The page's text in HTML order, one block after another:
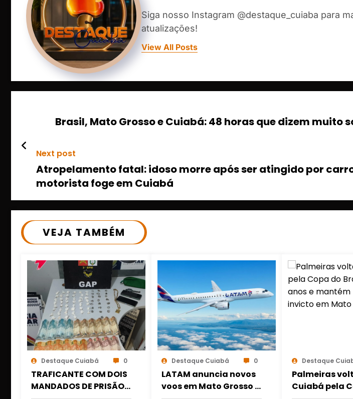
Siga nosso Instagram @destaque_cuiaba para
atualizações!
View All Posts
Brasil, Mato Grosso e Cuiabá: 48 horas que dizem muito
Next post
Atropelamento fatal: idoso morre após ser atingido por
motorista foge em Cuiabá
VEJA TAMBÉM
Destaque Cuiabá 0
TRAFICANTE COM DOIS
MANDADOS DE PRISÃO É
Destaque Cuiabá 0
LATAM anuncia novos
voos em Mato Grosso e
Destaque
Palmeiras
Cuiabá pela